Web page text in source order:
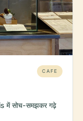
CAFE
में सोच-समझकर गढ़े